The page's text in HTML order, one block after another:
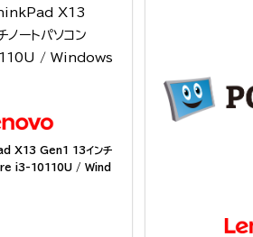
X13 Gen1 13インチ
i3-10110U / Wind